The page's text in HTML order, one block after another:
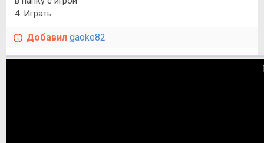
4. Играть
Добавил gaoke82